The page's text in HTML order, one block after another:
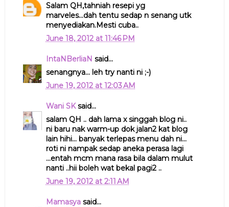
Salam QH,tahniah resepi yg
marveles...dah tentu sedap n senang utk
menyediakan.Mesti cuba..
June 18, 2012 at 11:46 PM
IntaNBerliaN said...
senangnya... leh try nanti ni ;-)
June 19, 2012 at 12:03 AM
Wani SKsaid...
salam QH .. dah lama x singgah blog ni..
ni baru nak warm-up dok jalan2 kat blog
lain hihi... banyak terlepas menu dah ni...
roti ni nampak sedap aneka perasa lagi
...entah mcm mana rasa bila dalam mulut
nanti ..hii boleh wat bekal pagi2 ..
June 19, 2012 at 2:11 AM
Mamasyasaid...